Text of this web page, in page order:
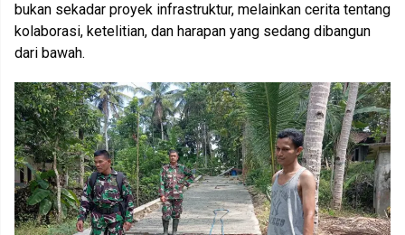
bukan sekadar proyek infrastruktur, melainkan cerita tentang
kolaborasi, ketelitian, dan harapan yang sedang dibangun
dari bawah.